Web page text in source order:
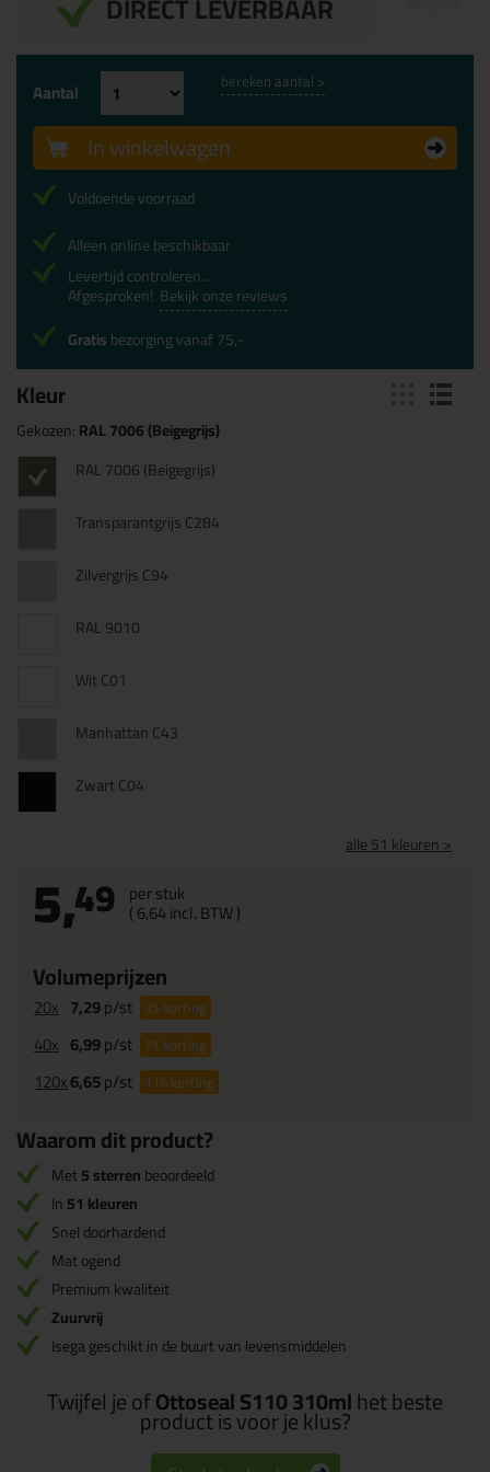
Kleur
Gekozen:RAL 7006 (Beigegrijs)
RAL 7006 (Beigegrijs)
Transparantgrijs C284
Zilvergrijs C94
RAL 9010
Wit C01
Manhattan C43
Zwart C04
alle 51 kleuren >
5,49 per stuk
(6,64incl. BTW )
Volumeprijzen
20x 7,29p/st 3%korting
40x 6,99p/st 7%korting
120x6,65p/st 11%korting
Aantal bereken aantal >
In winkelwagen
Voldoende voorraad
Alleen online beschikbaar
Levertijd controleren...
Afgesproken! Bekijk onze reviews
Gratisbezorging vanaf 75,-
Waarom dit product?
Met5 sterrenbeoordeeld
In51 kleuren
Snel doorhardend
Mat ogend
Premium kwaliteit
Zuurvrij
Isega geschikt in de buurt van levensmiddelen
Twijfel je ofOttoseal S110 310mlhet beste
product is voor je klus?